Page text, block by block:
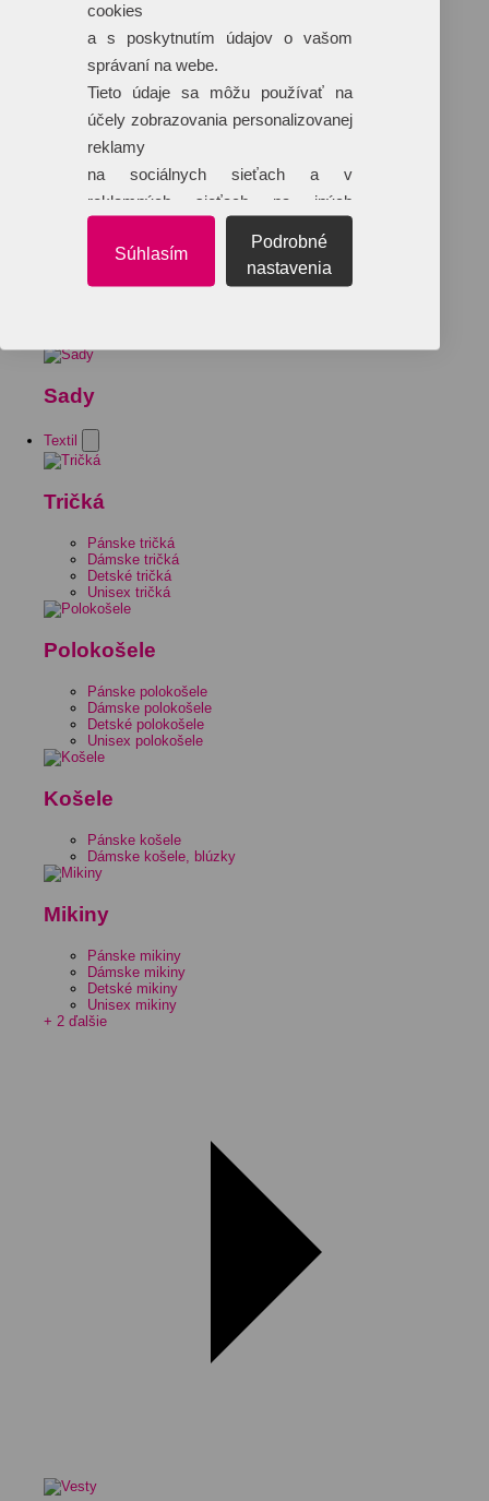
Sady
Textil
Tričká
Pánske tričká
Dámske tričká
Detské tričká
Unisex tričká
Polokošele
Pánske polokošele
Dámske polokošele
Detské polokošele
Unisex polokošele
Košele
Pánske košele
Dámske košele, blúzky
Mikiny
Pánske mikiny
Dámske mikiny
Detské mikiny
Unisex mikiny
+ 2 ďalšie
cookies
a s poskytnutím údajov o vašom
správaní na webe.
Tieto údaje sa môžu používať na
účely zobrazovania personalizovanej
reklamy
na sociálnych sieťach a v
reklamných sieťach na iných
Súhlasím
Podrobné
nastavenia